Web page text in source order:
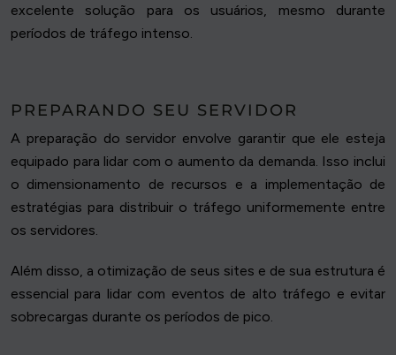
excelente solução para os usuários, mesmo durante
períodos de tráfego intenso.
PREPARANDO SEU SERVIDOR
A preparação do servidor envolve garantir que ele esteja
equipado para lidar com o aumento da demanda. Isso inclui
o dimensionamento de recursos e a implementação de
estratégias para distribuir o tráfego uniformemente entre
os servidores.
Além disso, a otimização de seus sites e de sua estrutura é
essencial para lidar com eventos de alto tráfego e evitar
sobrecargas durante os períodos de pico.